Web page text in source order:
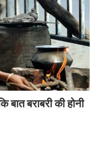
बात बराबरी की होनी